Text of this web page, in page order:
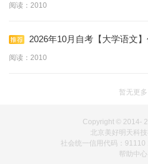
阅读：2010
2026年10月自考【大学语文
阅读：2010
暂无更多
Copyright © 2014-
北京美好明天科
社会统一信用代码：
帮助中心